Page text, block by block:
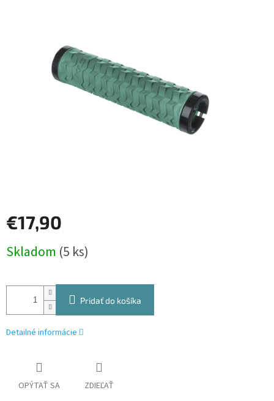
€17,90
cena:
Skladom (5 ks)
Pridať do košíka
Detailné informácie
OPÝTAŤ SA ZDIEĽAŤ